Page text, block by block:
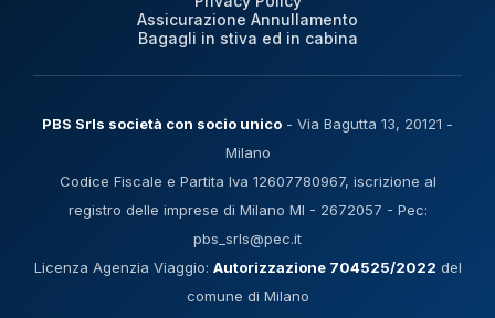
Assicurazione Annullamento
Bagagli in stiva ed in cabina
PBS Srls società con socio unico - Via Bagutta 13, 20121 -
Milano
Codice Fiscale e Partita Iva 12607780967, iscrizione al
registro delle imprese di Milano MI - 2672057 - Pec:
pbs_srls@pec.it
Licenza Agenzia Viaggio: Autorizzazione 704525/2022 del
comune di Milano